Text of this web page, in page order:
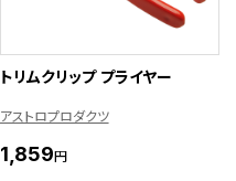
トリムクリップ プライヤー
アストロプロダクツ
1,859円